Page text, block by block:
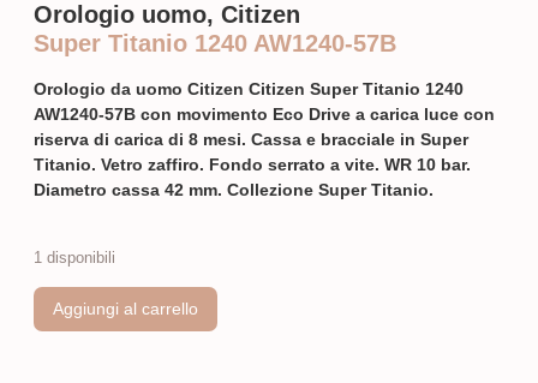
Orologio uomo, Citizen
Super Titanio 1240 AW1240-57B
Orologio da uomo Citizen Citizen Super Titanio 1240
AW1240-57B con movimento Eco Drive a carica luce con
riserva di carica di 8 mesi. Cassa e bracciale in Super
Titanio. Vetro zaffiro. Fondo serrato a vite. WR 10 bar.
Diametro cassa 42 mm. Collezione Super Titanio.
1 disponibili
Aggiungi al carrello